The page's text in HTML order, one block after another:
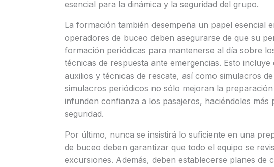
esencial para la dinámica y la seguridad del grupo.
La formación también desempeña un papel esencial
operadores de buceo deben asegurarse de que su
formación periódicas para mantenerse al día sobre
técnicas de respuesta ante emergencias. Esto
auxilios y técnicas de rescate, así como simulacros
simulacros periódicos no sólo mejoran la
infunden confianza a los pasajeros, haciéndoles más
seguridad.
Por último, nunca se insistirá lo suficiente en una
de buceo deben garantizar que todo el equipo se
excursiones. Además, deben establecerse planes de